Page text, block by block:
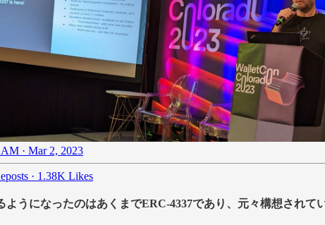
· Mar 2, 2023
· 1.38K Likes
うになったのはあくまでERC-4337であり、元々構想され